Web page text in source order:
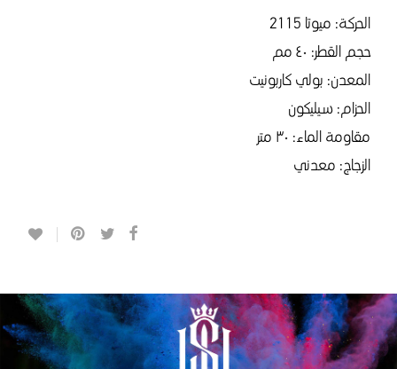
الحركة: ميوتا 2115
حجم القطر: ٤٠ مم
المعدن: بولي كاربونيت
الحزام: سيليكون
مقاومة الماء: ٣٠ متر
الزجاج: معدني